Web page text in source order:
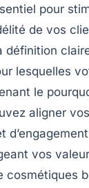
pour
de vos
définition
lesquelles
le
aligner
vos
cosmétiques